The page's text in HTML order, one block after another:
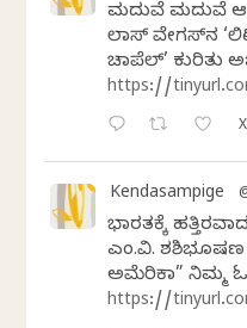
ಮದುವೆ ಮದುವೆ
ಲಾಸ್‌ ವೇಗಸ್‌ನ
ಚಾಪೆಲ್’ ಕುರಿತು
https://
X
Kendasampige
ಭಾರತಕ್ಕೆ
ಎಂ.ವಿ. ಶಶಿಭೂಷಣ
ಅಮೆರಿಕಾ” ನಿಮ್ಮ
https://